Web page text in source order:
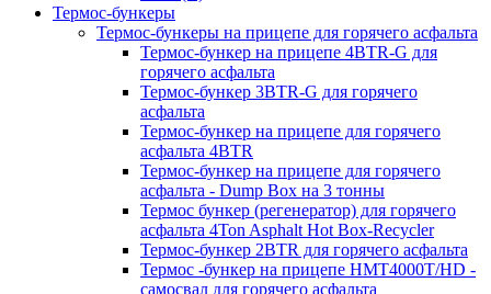
Термос-бункеры
Термос-бункеры на прицепе для горячего асфальта
Термос-бункер на прицепе 4BTR-G для
горячего асфальта
Термос-бункер 3BTR-G для горячего
асфальта
Термос-бункер на прицепе для горячего
асфальта 4BTR
Термос-бункер на прицепе для горячего
асфальта - Dump Box на 3 тонны
Термос бункер (регенератор) для горячего
асфальта 4Ton Asphalt Hot Box-Recycler
Термос-бункер 2BTR для горячего асфальта
Термос -бункер на прицепе HMT4000T/HD -
самосвал для горячего асфальта